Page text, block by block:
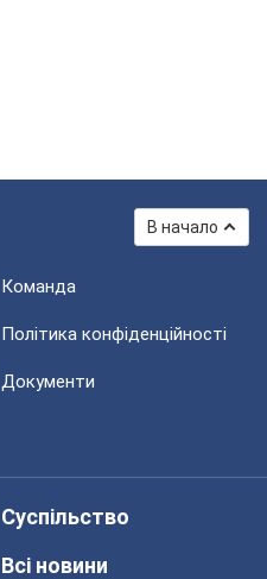
В начало
Команда
Політика конфіденційності
Документи
Суспільство
Всі новини